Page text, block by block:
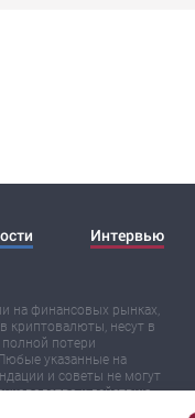
Интервью
на финансовых рынках,
криптовалюты, несут в
потери
указанные на
и советы не могут
к действию.